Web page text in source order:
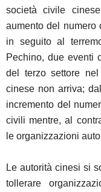
società civile
aumento del numero
in seguito al
Pechino, due eventi
del terzo settore
cinese non arriva;
incremento del
civili mentre, al
le organizzazioni
Le autorità cinesi si
tollerare